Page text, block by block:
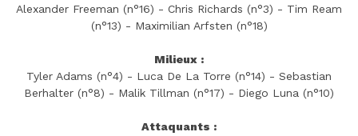
Alexander Freeman (n°16) - Chris Richards (n°3) - Tim Ream
(n°13) - Maximilian Arfsten (n°18)
Milieux :
Tyler Adams (n°4) - Luca De La Torre (n°14) - Sebastian
Berhalter (n°8) - Malik Tillman (n°17) - Diego Luna (n°10)
Attaquants :